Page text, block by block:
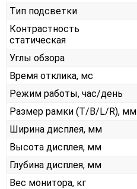
Тип подсветки
Контрастность
статическая
Углы обзора
Время отклика, мс
Режим работы, час/день
Размер рамки (T/B/L/R), мм
Ширина дисплея, мм
Высота дисплея, мм
Глубина дисплея, мм
Вес монитора, кг